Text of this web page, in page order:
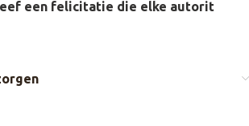
een felicitatie die elke autorit